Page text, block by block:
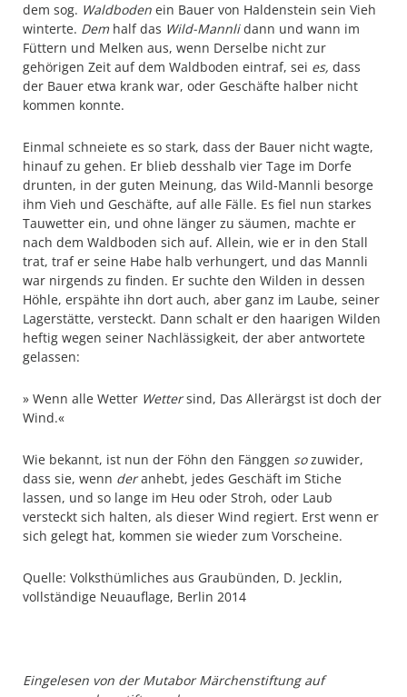
dem sog. Waldboden ein Bauer von Haldenstein sein Vieh
winterte. Dem half das Wild-Mannlidann und wann im
Füttern und Melken aus, wenn Derselbe nicht zur
gehörigen Zeit auf dem Waldboden eintraf, sei es, dass
der Bauer etwa krank war, oder Geschäfte halber nicht
kommen konnte.
Einmal schneiete es so stark, dass der Bauer nicht wagte,
hinauf zu gehen. Er blieb desshalb vier Tage im Dorfe
drunten, in der guten Meinung, das Wild-Mannli besorge
ihm Vieh und Geschäfte, auf alle Fälle. Es fiel nun starkes
Tauwetter ein, und ohne länger zu säumen, machte er
nach dem Waldboden sich auf. Allein, wie er in den Stall
trat, traf er seine Habe halb verhungert, und das Mannli
war nirgends zu finden. Er suchte den Wilden in dessen
Höhle, erspähte ihn dort auch, aber ganz im Laube, seiner
Lagerstätte, versteckt. Dann schalt er den haarigen Wilden
heftig wegen seiner Nachlässigkeit, der aber antwortete
gelassen:
» Wenn alle Wetter Wettersind, Das Allerärgst ist doch der
Wind.«
Wie bekannt, ist nun der Föhn den Fänggen sozuwider,
dass sie, wenn deranhebt, jedes Geschäft im Stiche
lassen, und so lange im Heu oder Stroh, oder Laub
versteckt sich halten, als dieser Wind regiert. Erst wenn er
sich gelegt hat, kommen sie wieder zum Vorscheine.
Quelle: Volksthümliches aus Graubünden, D. Jecklin,
vollständige Neuauflage, Berlin 2014
Eingelesen von der Mutabor Märchenstiftung auf